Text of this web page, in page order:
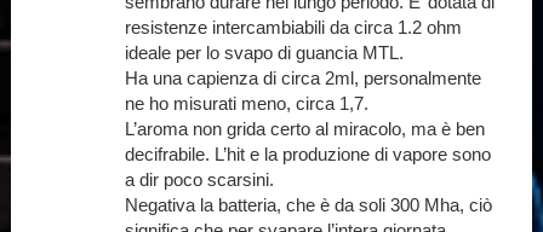
resistenze intercambiabili da circa 1.2 ohm
ideale per lo svapo di guancia MTL.
Ha una capienza di circa 2ml, personalmente
ne ho misurati meno, circa 1,7.
L’aroma non grida certo al miracolo, ma è ben
decifrabile. L’hit e la produzione di vapore sono
a dir poco scarsini.
Negativa la batteria, che è da soli 300 Mha, ciò